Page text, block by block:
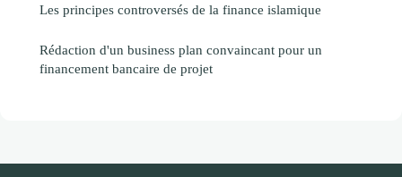
Les principes controversés de la finance islamique
Rédaction d'un business plan convaincant pour un
financement bancaire de projet